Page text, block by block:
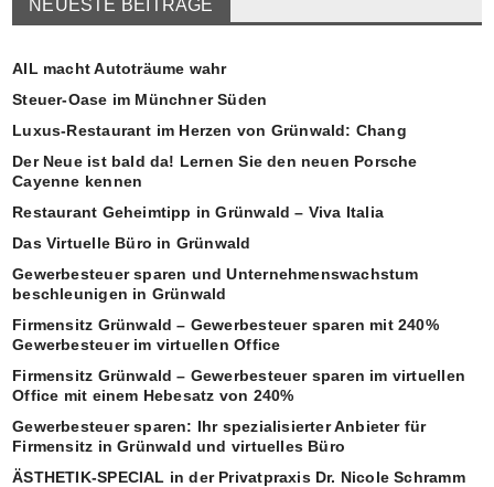
NEUESTE BEITRÄGE
AIL macht Autoträume wahr
Steuer-Oase im Münchner Süden
Luxus-Restaurant im Herzen von Grünwald: Chang
Der Neue ist bald da! Lernen Sie den neuen Porsche
Cayenne kennen
Restaurant Geheimtipp in Grünwald – Viva Italia
Das Virtuelle Büro in Grünwald
Gewerbesteuer sparen und Unternehmenswachstum
beschleunigen in Grünwald
Firmensitz Grünwald – Gewerbesteuer sparen mit 240%
Gewerbesteuer im virtuellen Office
Firmensitz Grünwald – Gewerbesteuer sparen im virtuellen
Office mit einem Hebesatz von 240%
Gewerbesteuer sparen: Ihr spezialisierter Anbieter für
Firmensitz in Grünwald und virtuelles Büro
ÄSTHETIK-SPECIAL in der Privatpraxis Dr. Nicole Schramm